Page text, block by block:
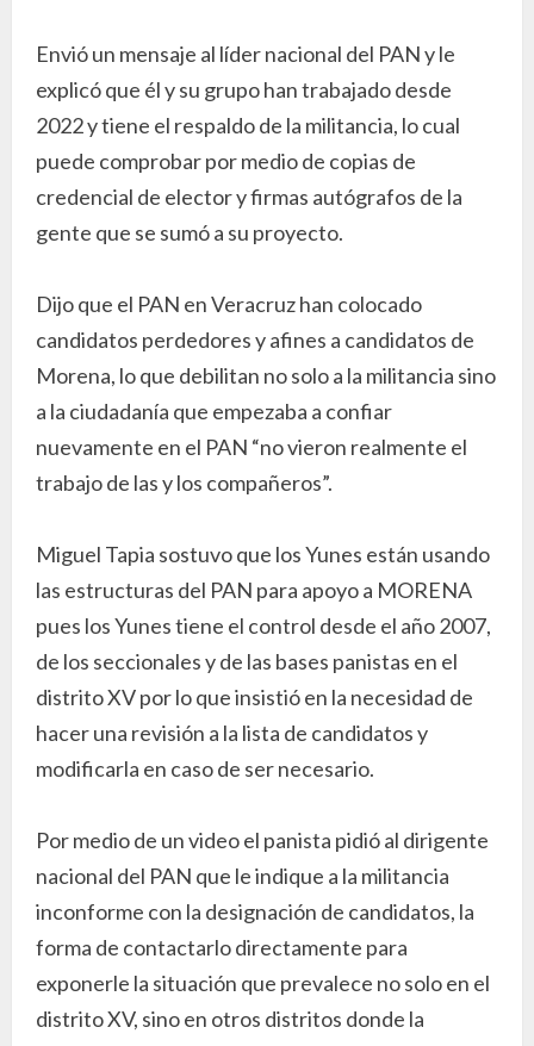
Envió un mensaje al líder nacional del PAN y le
explicó que él y su grupo han trabajado desde
2022 y tiene el respaldo de la militancia, lo cual
puede comprobar por medio de copias de
credencial de elector y firmas autógrafos de la
gente que se sumó a su proyecto.
Dijo que el PAN en Veracruz han colocado
candidatos perdedores y afines a candidatos de
Morena, lo que debilitan no solo a la militancia sino
a la ciudadanía que empezaba a confiar
nuevamente en el PAN “no vieron realmente el
trabajo de las y los compañeros”.
Miguel Tapia sostuvo que los Yunes están usando
las estructuras del PAN para apoyo a MORENA
pues los Yunes tiene el control desde el año 2007,
de los seccionales y de las bases panistas en el
distrito XV por lo que insistió en la necesidad de
hacer una revisión a la lista de candidatos y
modificarla en caso de ser necesario.
Por medio de un video el panista pidió al dirigente
nacional del PAN que le indique a la militancia
inconforme con la designación de candidatos, la
forma de contactarlo directamente para
exponerle la situación que prevalece no solo en el
distrito XV, sino en otros distritos donde la